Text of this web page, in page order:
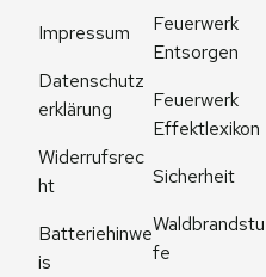
Impressum
Datenschutz
erklärung
Widerrufsrec
ht
Batteriehinwe
is
Feuerwerk
Entsorgen
Feuerwerk
Effektlexikon
Sicherheit
Waldbrandstu
fe